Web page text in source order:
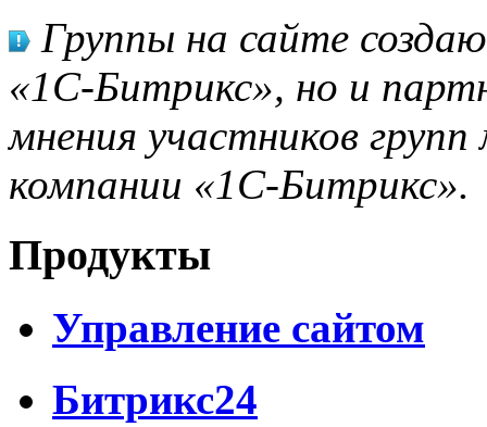
Группы на сайте
«1С-Битрикс», но и
мнения участников
компании «1С-Битрикс».
Продукты
Управление сайтом
Битрикс24